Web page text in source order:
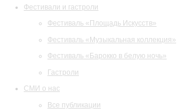
Фестивали и гастроли
Фестиваль «Площадь Искусств»
Фестиваль «Музыкальная коллекция»
Фестиваль «Барокко в белую ночь»
Гастроли
СМИ о нас
Все публикации